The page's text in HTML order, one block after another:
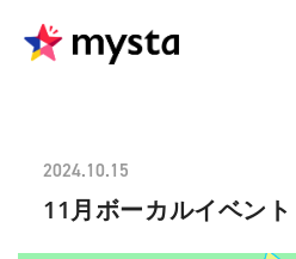
2024.10.15
11月ボーカルイベント